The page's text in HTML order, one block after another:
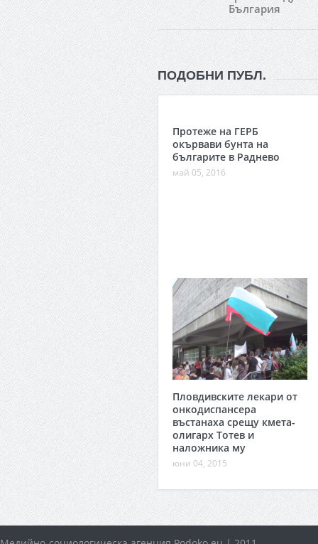
България
ПОДОБНИ ПУБЛ.
Протеже на ГЕРБ
окървави бунта на
българите в Раднево
май 05, 2016
Пловдивските лекари от
онкодиспансера
въстанаха срещу кмета-
олигарх Тотев и
наложника му
юни 04, 2015